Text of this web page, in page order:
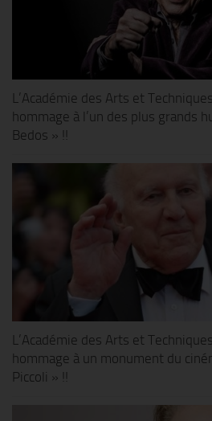
L’Académie des Arts et
hommage à l’un des plus grands
Bedos » !!
L’Académie des Arts et
hommage à un monument du
Piccoli » !!